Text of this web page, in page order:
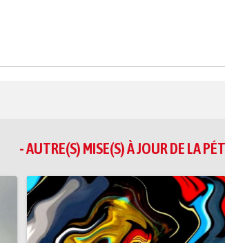
- AUTRE(S) MISE(S) À JOUR DE LA